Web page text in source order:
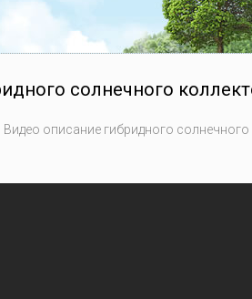
солнечного
Видео описание гибридного солнечного